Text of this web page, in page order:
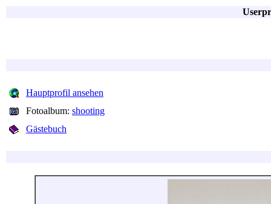
Hauptprofil ansehen
Fotoalbum: shooting
Gästebuch